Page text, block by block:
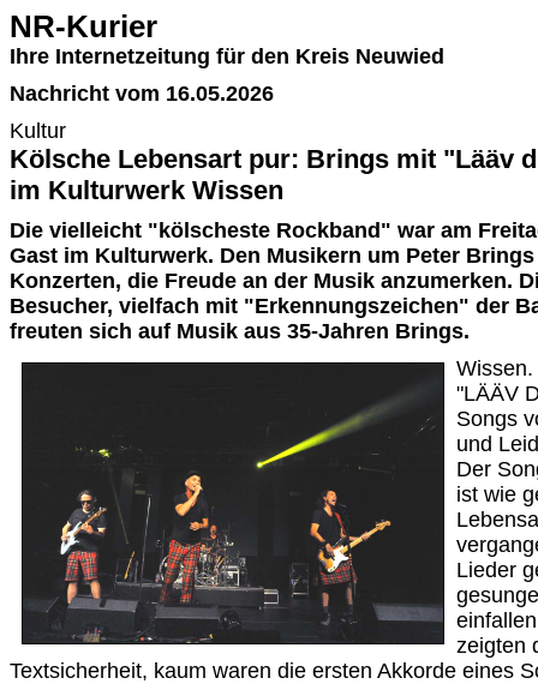
NR-Kurier
Ihre Internetzeitung für den Kreis Neuwied
Nachricht vom 16.05.2026
Kultur
Kölsche Lebensart pur: Brings mit "Lääv
im Kulturwerk Wissen
Die vielleicht "kölscheste Rockband" war am
Gast im Kulturwerk. Den Musikern um Peter
Konzerten, die Freude an der Musik anzumerken.
Besucher, vielfach mit "Erkennungszeichen" der
freuten sich auf Musik aus 35-Jahren Brings.
"LÄÄV
Songs
und
Der
ist wie
Lieder
zeigten
Textsicherheit, kaum waren die ersten Akkorde eines